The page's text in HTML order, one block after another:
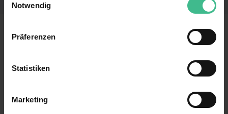
Benutzung der Webseite getroffenen Einstellungen zu
Webseite zu analysieren („Statistiken“), um
Informationen zu deiner Verwendung unserer Website an
Analysen weiterzugeben und um Inhalte und Anzeigen zu
Notwendig
Präferenzen
Statistiken
Marketing
Impressum Nutzungsbedingungen